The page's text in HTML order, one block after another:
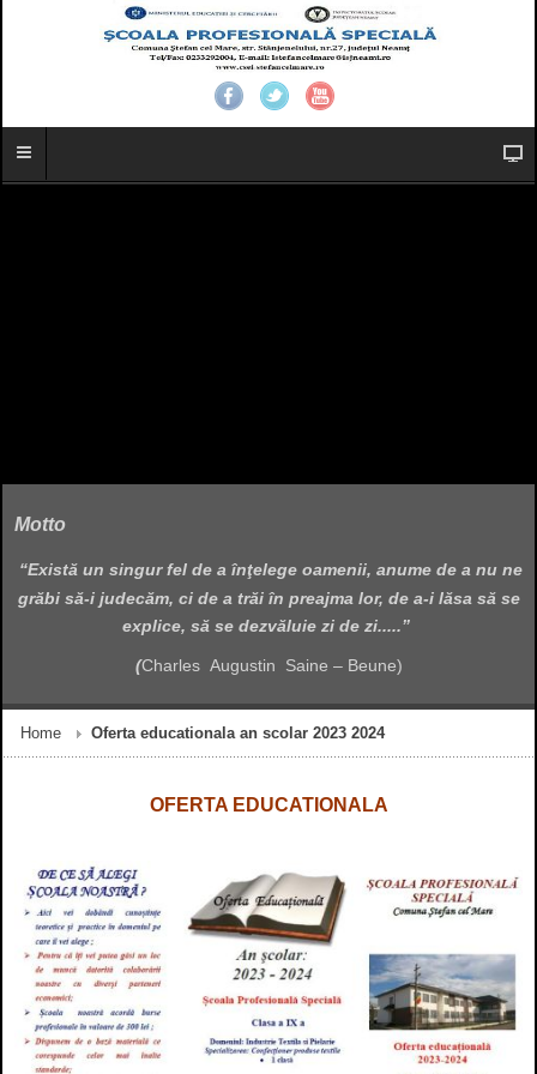
Motto
“Există un singur fel de a înţelege oamenii, anume de a nu ne
grăbi să-i judecăm, ci de a trăi în preajma lor, de a-i lăsa să se
explice, să se dezvăluie zi de zi.....”
(Charles Augustin Saine – Beune)
Home Oferta educationala an scolar 2023 2024
OFERTA EDUCATIONALA